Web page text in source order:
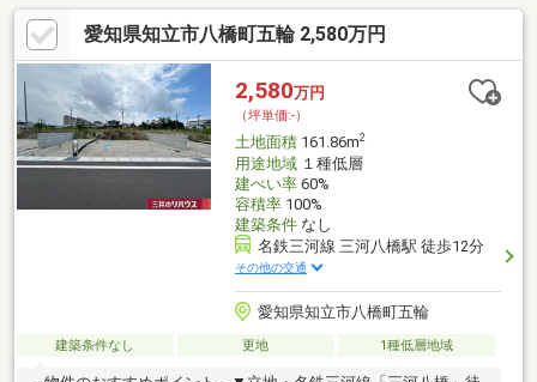
8.3m・建築条件付宅地販売ではありません・現況は更地につき、
プランが決まり次第スムーズに建築に移れます▼周辺環境・城下
小公園 徒歩4分(約290m)・知立市立来迎寺小学校 徒歩13分(約
1000m)■ ご希望の住まい探しをお手伝いします ━━━━━・・・
物件の詳細・ご相談はお気軽にお問い合わせください。
愛知県知立市八橋町五輪 2,580万円
2,580万円
（坪単価:-）
土地面積161.86m2
用途地域１種低層
建ぺい率60%
容積率100%
建築条件なし
名鉄三河線 三河八橋駅 徒歩12分
その他の交通
愛知県知立市八橋町五輪
建築条件なし 更地 1種低層地域